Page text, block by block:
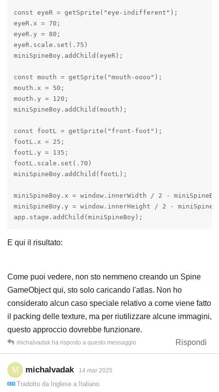
const eyeR = getSprite("eye-indifferent");
eyeR.x = 70;
eyeR.y = 80;
eyeR.scale.set(.75)
miniSpineBoy.addChild(eyeR);
const mouth = getSprite("mouth-oooo");
mouth.x = 50;
mouth.y = 120;
miniSpineBoy.addChild(mouth);
const footL = getSprite("front-foot");
footL.x = 25;
footL.y = 135;
footL.scale.set(.70)
miniSpineBoy.addChild(footL);
miniSpineBoy.x = window.innerWidth / 2 -
miniSpineBoy.y = window.innerHeight / 2 -
app.stage.addChild(miniSpineBoy);
E qui il risultato:
Come puoi vedere, non sto nemmeno creando un Spine
GameObject qui, sto solo caricando l'atlas. Non ho
considerato alcun caso speciale relativo a come viene fatto
il packing delle texture, ma per riutilizzare alcune immagini,
questo approccio dovrebbe funzionare.
Rispondi
michalvadak ha risposto a questo messaggio
M michalvadak 14 mar 2025
Tradotto da Inglese a Italiano